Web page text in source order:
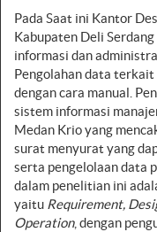
Pada Saat ini Kantor
Kabupaten Deli
informasi dan
Pengolahan data
dengan cara manual.
sistem informasi
Medan Krio yang
surat menyurat yang
serta pengelolaan data
dalam penelitian ini
yaitu Requirement,
Operation, dengan